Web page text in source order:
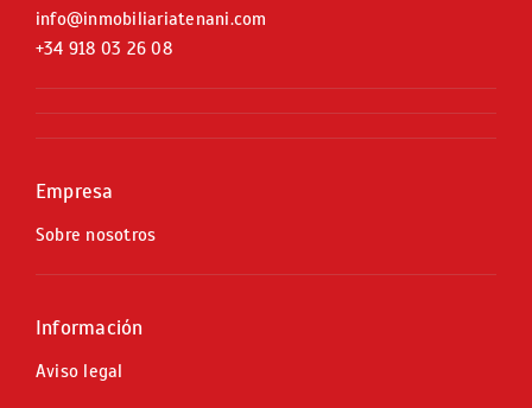
info@inmobiliariatenani.com
+34 918 03 26 08
Empresa
Sobre nosotros
Información
Aviso legal